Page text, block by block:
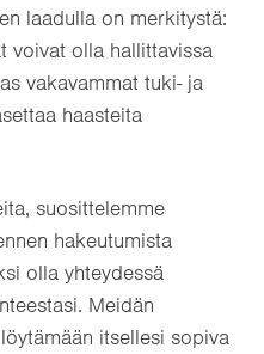
laadulla on merkitystä:
voivat olla hallittavissa
vakavammat tuki- ja
haasteita
suosittelemme
hakeutumista
olla yhteydessä
Meidän
itsellesi sopiva